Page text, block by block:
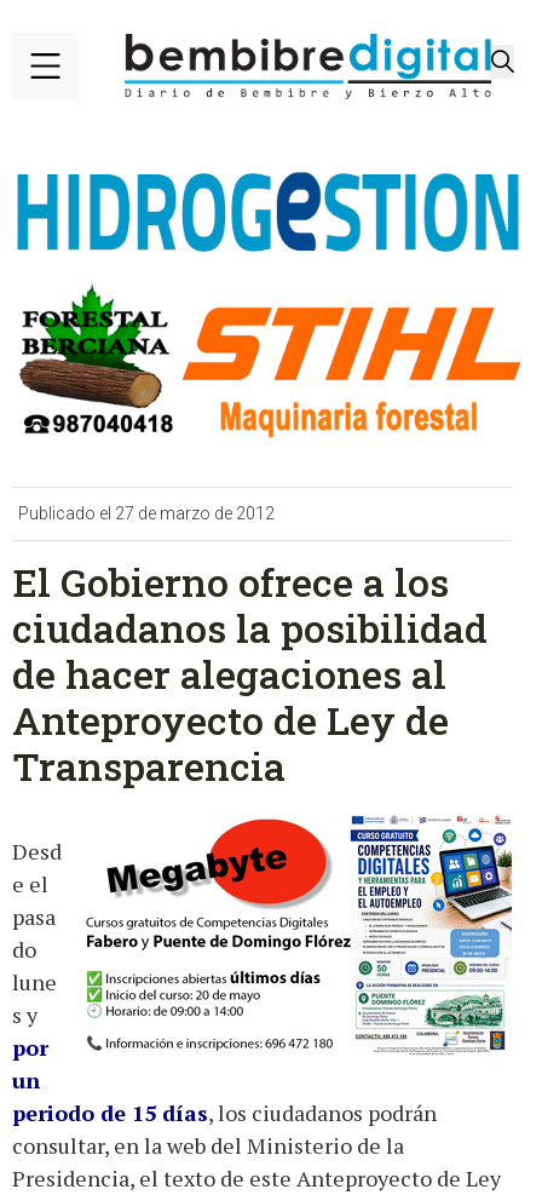
Publicado el 27 de marzo de 2012
El Gobierno ofrece a los
ciudadanos la posibilidad
de hacer alegaciones al
Anteproyecto de Ley de
Transparencia
Desd
e el
pasa
do
lune
s y
por
un
periodo de 15 días, los ciudadanos podrán
consultar, en la web del Ministerio de la
Presidencia, el texto de este Anteproyecto de Ley